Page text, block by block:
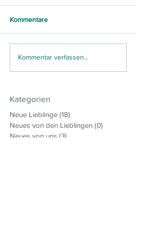
Kommentare
Kommentar verfassen...
Kategorien
Neue Lieblinge (18)
Neues von den Lieblingen (0)
Neues von uns (3)